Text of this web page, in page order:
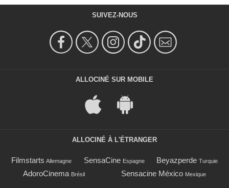
SUIVEZ-NOUS
ALLOCINÉ SUR MOBILE
ALLOCINÉ À L'ÉTRANGER
Filmstarts Allemagne SensaCine Espagne Beyazperde Turquie
AdoroCinema Brésil Sensacine México Mexique